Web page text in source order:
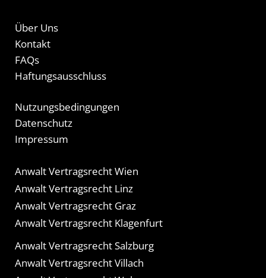
Über Uns
Kontakt
FAQs
Haftungsausschluss
Nutzungsbedingungen
Datenschutz
Impressum
Anwalt Vertragsrecht Wien
Anwalt Vertragsrecht Linz
Anwalt Vertragsrecht Graz
Anwalt Vertragsrecht Klagenfurt
Anwalt Vertragsrecht Salzburg
Anwalt Vertragsrecht Villach